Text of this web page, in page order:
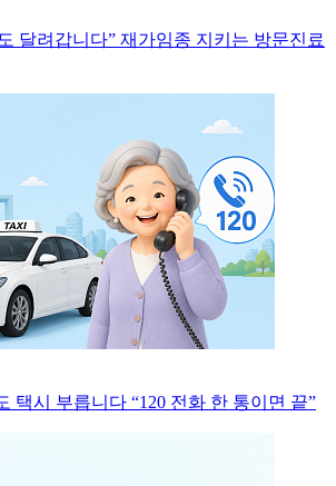
달려갑니다” 재가임종 지키는 방문진료
택시 부릅니다 “120 전화 한 통이면 끝”